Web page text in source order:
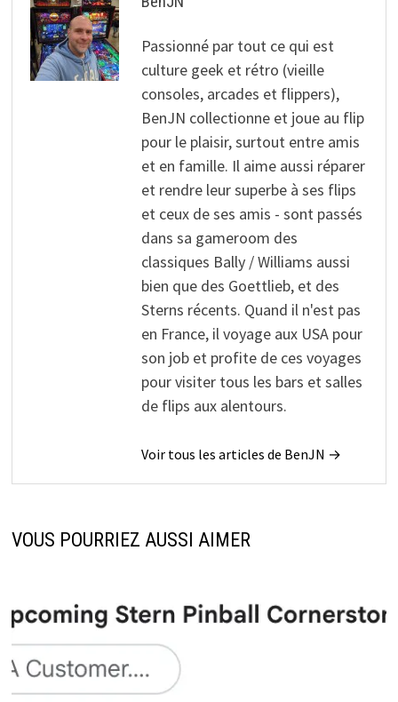
Passionné par tout ce qui est
culture geek et rétro (vieille
consoles, arcades et flippers),
BenJN collectionne et joue au flip
pour le plaisir, surtout entre amis
et en famille. Il aime aussi réparer
et rendre leur superbe à ses flips
et ceux de ses amis - sont passés
dans sa gameroom des
classiques Bally / Williams aussi
bien que des Goettlieb, et des
Sterns récents. Quand il n'est pas
en France, il voyage aux USA pour
son job et profite de ces voyages
pour visiter tous les bars et salles
de flips aux alentours.
Voir tous les articles de BenJN →
VOUS POURRIEZ AUSSI AIMER